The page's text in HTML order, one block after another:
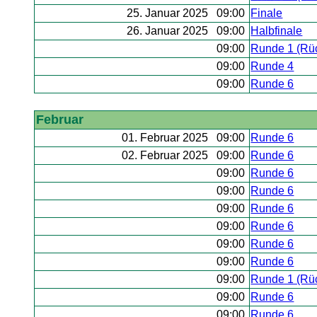
25. Januar 2025 09:00 Finale
26. Januar 2025 09:00 Halbfinale
09:00 Runde 1
09:00 Runde 4
09:00 Runde 6
Februar
01. Februar 2025 09:00 Runde 6
02. Februar 2025 09:00 Runde 6
09:00 Runde 6
09:00 Runde 6
09:00 Runde 6
09:00 Runde 6
09:00 Runde 6
09:00 Runde 6
09:00 Runde 1
09:00 Runde 6
09:00 Runde 6